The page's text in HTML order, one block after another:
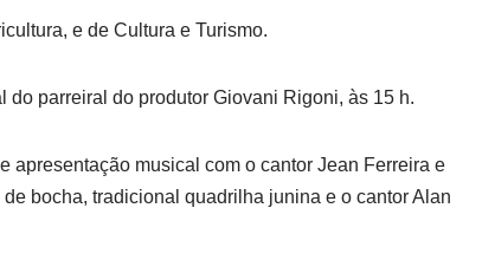
e de Cultura e Turismo.
do parreiral do produtor Giovani Rigoni, às 15 h.
apresentação musical com o cantor Jean Ferreira e
bocha, tradicional quadrilha junina e o cantor Alan